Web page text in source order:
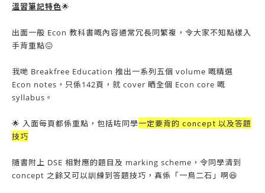
溫習筆記特色🌟
出面一般 Econ 教科書嘅內容通常冗長同繁複，令大家不知點樣入
手背重點😖
我哋 Breakfree Education 推出一系列五個 volume 嘅精選
Econ notes，只係142頁，就 cover 晒全個 Econ core 嘅
syllabus。
🌟 入面每頁都係重點，包括咗同學一定要背的 concept 以及答題
技巧
隨書附上 DSE 相對應的題目及 marking scheme，令同學清到
concept 之餘又可以訓練到答題技巧，真係「一鳥二石」啊😆